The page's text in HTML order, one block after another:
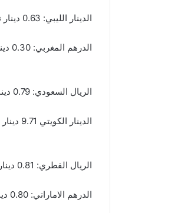
الدينار الليبي: 0.63 دينار تونسي
الدرهم المغربي: 0.30 دينار تونسي
الريال السعودي: 0.79 دينار تونسي
الدينار الكويتي 9.71 دينار تونسي
الريال القطري: 0.81 دينار تونسي
الدرهم الاماراتي: 0.80 دينار تونسي